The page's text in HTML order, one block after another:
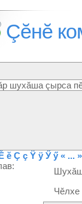
Çĕнĕ
шухăша çырса
ĕ Ç ç Ÿ ÿ Ӳ ӳ « ... »